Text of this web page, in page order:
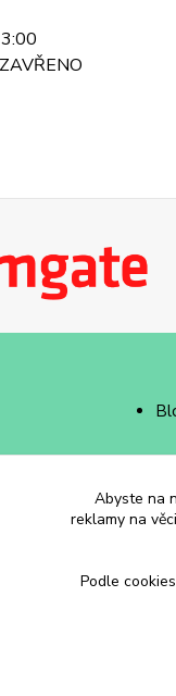
Abyste na
reklamy na
Podle